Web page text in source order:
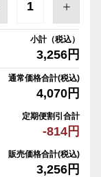
小計（税込）
3,256円
通常価格合計(税込)
4,070円
定期便割引合計
-814円
販売価格合計(税込)
3,256円